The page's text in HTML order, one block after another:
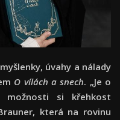
úvahy a nálady
O vílách a snech. „Je o
si křehkost
která na rovinu